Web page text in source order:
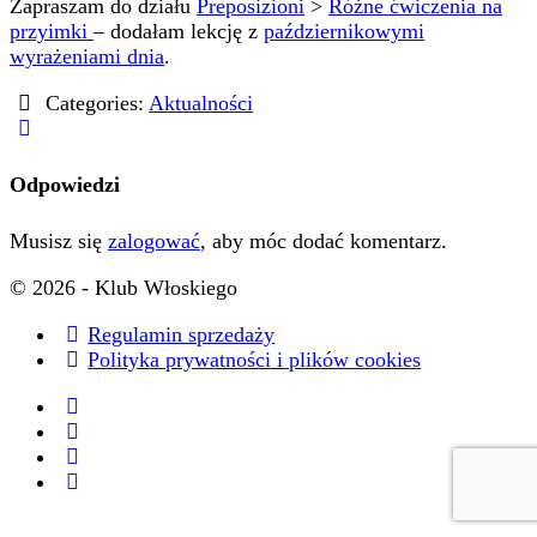
Zapraszam do działu Preposizioni > Różne ćwiczenia na
przyimki– dodałam lekcję z październikowymi
wyrażeniami dnia.
Categories:Aktualności
Odpowiedzi
Musisz się zalogować, aby móc dodać komentarz.
© 2026 - Klub Włoskiego
Regulamin sprzedaży
Polityka prywatności i plików cookies